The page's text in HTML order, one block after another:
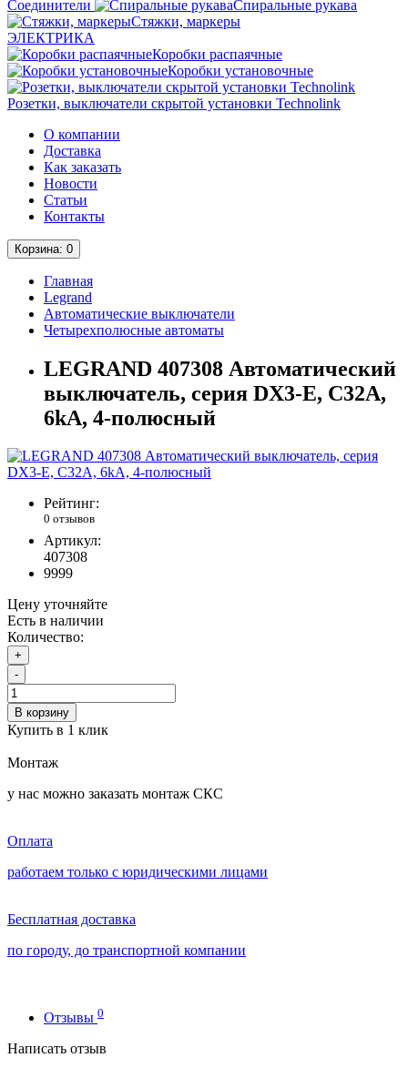
Соединители
Спиральные рукава
Стяжки, маркеры
ЭЛЕКТРИКА
Коробки распаячные
Коробки установочные
Розетки, выключатели скрытой установки Technolink
О компании
Доставка
Как заказать
Новости
Статьи
Контакты
Корзина: 0
Главная
Legrand
Автоматические выключатели
Четырехполюсные автоматы
LEGRAND 407308 Автоматический
выключатель, серия DX3-E, С32A,
6kA, 4-полюсный
Рейтинг:
0 отзывов
Артикул:
407308
9999
Цену уточняйте
Есть в наличии
Количество:
+
-
В корзину
Купить в 1 клик
Монтаж
у нас можно заказать монтаж СКС
Оплата
работаем только с юридическими лицами
Бесплатная доставка
по городу, до транспортной компании
Отзывы 0
Написать отзыв